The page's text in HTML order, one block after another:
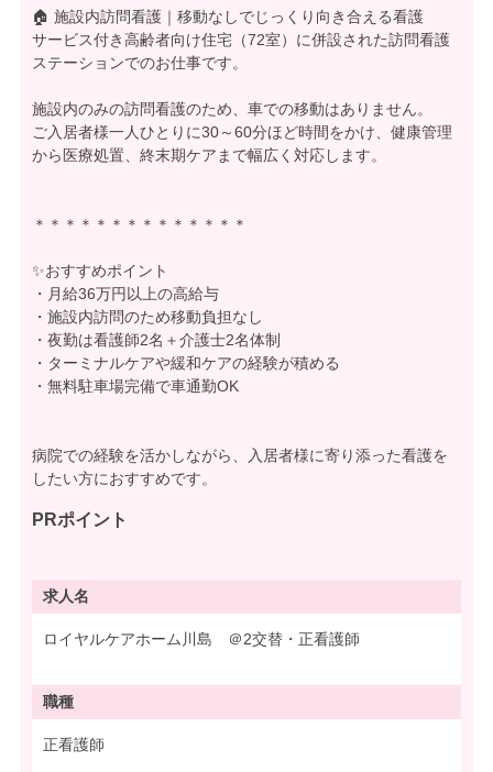
🏠 施設内訪問看護｜移動なしでじっくり向き合える看護
サービス付き高齢者向け住宅（72室）に併設された訪問看護
ステーションでのお仕事です。
施設内のみの訪問看護のため、車での移動はありません。
ご入居者様一人ひとりに30～60分ほど時間をかけ、健康管理
から医療処置、終末期ケアまで幅広く対応します。
＊＊＊＊＊＊＊＊＊＊＊＊＊＊
✨おすすめポイント
・月給36万円以上の高給与
・施設内訪問のため移動負担なし
・夜勤は看護師2名＋介護士2名体制
・ターミナルケアや緩和ケアの経験が積める
・無料駐車場完備で車通勤OK
病院での経験を活かしながら、入居者様に寄り添った看護を
したい方におすすめです。
PRポイント
求人名
ロイヤルケアホーム川島 ＠2交替・正看護師
職種
正看護師